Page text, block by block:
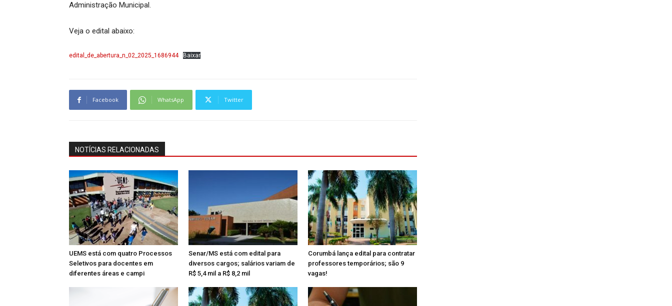
Administração Municipal.
Veja o edital abaixo:
edital_de_abertura_n_02_2025_1686944 Baixar
Facebook WhatsApp Twitter
NOTÍCIAS RELACIONADAS
UEMS está com quatro Processos
Seletivos para docentes em
diferentes áreas e campi
Senar/MS está com edital para
diversos cargos; salários variam de
R$ 5,4 mil a R$ 8,2 mil
Corumbá lança edital para contratar
professores temporários; são 9
vagas!